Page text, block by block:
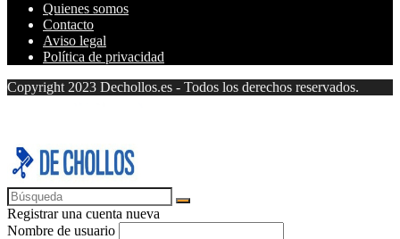
Quienes somos
Contacto
Aviso legal
Política de privacidad
Copyright 2023 Dechollos.es - Todos los derechos reservados.
Registrar una cuenta nueva
Nombre de usuario